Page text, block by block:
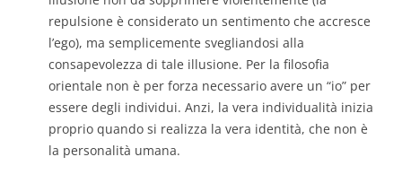
repulsione è considerato un sentimento che accresce
l’ego), ma semplicemente svegliandosi alla
consapevolezza di tale illusione. Per la filosofia
orientale non è per forza necessario avere un “io” per
essere degli individui. Anzi, la vera individualità inizia
proprio quando si realizza la vera identità, che non è
la personalità umana.